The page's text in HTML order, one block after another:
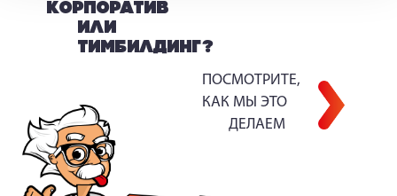
КОРПОРАТИВ
ИЛИ
ТИМБИЛДИНГ?
ПОСМОТРИТЕ,
КАК МЫ ЭТО
ДЕЛАЕМ